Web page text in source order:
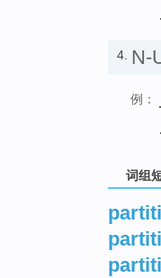
4. N-
例：
词组